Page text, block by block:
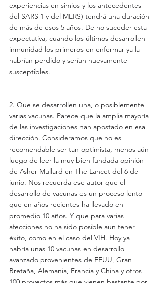
experiencias en simios y los antecedentes
del SARS 1 y del MERS) tendrá una duración
de más de esos 5 años. De no suceder esta
expectativa, cuando los últimos desarrollen
inmunidad los primeros en enfermar ya la
habrían perdido y serían nuevamente
susceptibles.
2. Que se desarrollen una, o posiblemente
varias vacunas. Parece que la amplia mayoría
de las investigaciones han apostado en esa
dirección. Consideramos que no es
recomendable ser tan optimista, menos aún
luego de leer la muy bien fundada opinión
de Asher Mullard en The Lancet del 6 de
junio. Nos recuerda ese autor que el
desarrollo de vacunas es un proceso lento
que en años recientes ha llevado en
promedio 10 años. Y que para varias
afecciones no ha sido posible aun tener
éxito, como en el caso del VIH. Hoy ya
habría unas 10 vacunas en desarrollo
avanzado provenientes de EEUU, Gran
Bretaña, Alemania, Francia y China y otros